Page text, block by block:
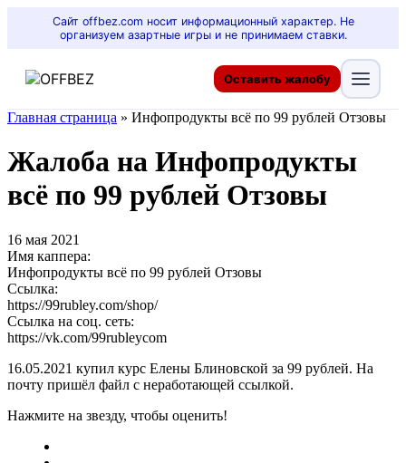
Сайт offbez.com носит информационный характер. Не
организуем азартные игры и не принимаем ставки.
Оставить жалобу
Главная страница » Инфопродукты всё по 99 рублей Отзовы
Жалоба на Инфопродукты
всё по 99 рублей Отзовы
16 мая 2021
Имя каппера:
Инфопродукты всё по 99 рублей Отзовы
Ссылка:
https://99rubley.com/shop/
Ссылка на соц. сеть:
https://vk.com/99rubleycom
16.05.2021 купил курс Елены Блиновской за 99 рублей. На
почту пришёл файл с неработающей ссылкой.
Нажмите на звезду, чтобы оценить!